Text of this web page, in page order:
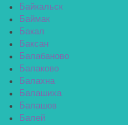
Байкальск
Баймак
Бакал
Баксан
Балабаново
Балаково
Балахна
Балашиха
Балашов
Балей